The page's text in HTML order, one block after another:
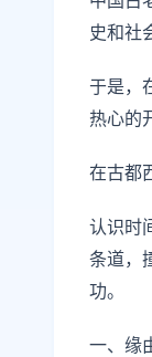
史和社
于是，
热心的
在古都
认识时
条道，
功。
一、缘